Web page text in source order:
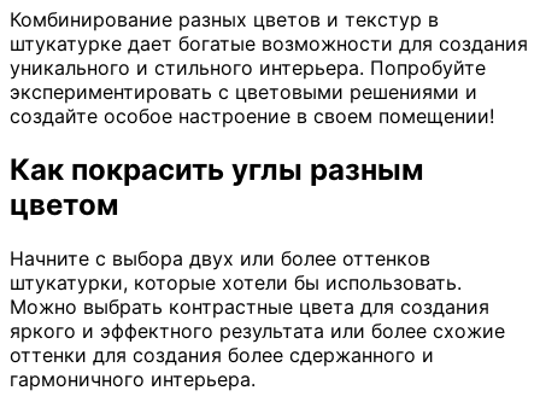
Комбинирование разных цветов и текстур в
штукатурке дает богатые возможности для создания
уникального и стильного интерьера. Попробуйте
экспериментировать с цветовыми решениями и
создайте особое настроение в своем помещении!
Как покрасить углы разным
цветом
Начните с выбора двух или более оттенков
штукатурки, которые хотели бы использовать.
Можно выбрать контрастные цвета для создания
яркого и эффектного результата или более схожие
оттенки для создания более сдержанного и
гармоничного интерьера.